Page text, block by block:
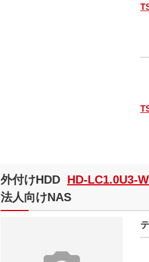
外付けHDD HD-LC1.0U3-
法人向けNAS